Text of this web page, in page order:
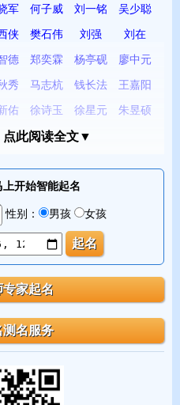
军 何子威 刘一铭 吴少聪
侠 樊石伟 刘强 刘在
德 郑奕霖 杨亭砚 廖中元
秀 马志杭 钱长法 王嘉阳
佑 徐诗玉 徐星元 朱昱硕
秦 邵怡然 黄柏麟
平 卞健苏 陈程
同 许家印 王大予
伟 苏建宇 郑一良
芳 缪林宏 王海艳 陈修涛
森 王瑄岩
龙 侯鉴恒
为 雷源超
点此阅读全文▼
开始智能起名
性别： 男孩 女孩